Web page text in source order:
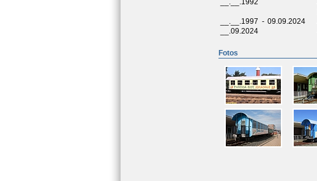
__.__.1992
__.__.1997 - 09.09.2024
__.09.2024
Fotos